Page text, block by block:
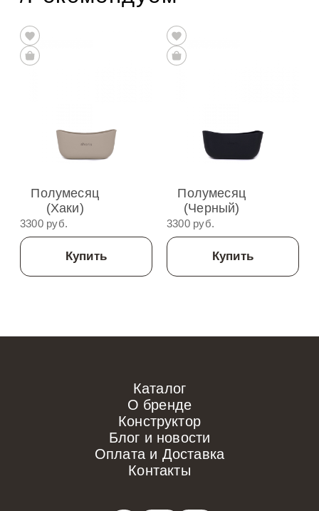
Полумесяц
(Хаки)
3300 руб.
Купить
Полумесяц
(Черный)
3300 руб.
Купить
Каталог
О бренде
Конструктор
Блог и новости
Оплата и Доставка
Контакты